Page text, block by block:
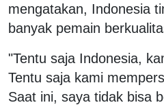
mengatakan, Indonesia
banyak pemain
"Tentu saja Indonesia,
Tentu saja kami
Saat ini, saya tidak bisa